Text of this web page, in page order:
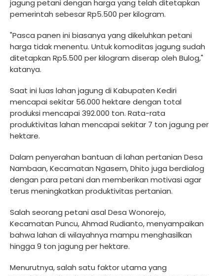
jagung petani dengan harga yang telah ditetapkan
pemerintah sebesar Rp5.500 per kilogram.
"Pasca panen ini biasanya yang dikeluhkan petani
harga tidak menentu. Untuk komoditas jagung sudah
ditetapkan Rp5.500 per kilogram diserap oleh Bulog,"
katanya.
Saat ini luas lahan jagung di Kabupaten Kediri
mencapai sekitar 56.000 hektare dengan total
produksi mencapai 392.000 ton. Rata-rata
produktivitas lahan mencapai sekitar 7 ton jagung per
hektare.
Dalam penyerahan bantuan di lahan pertanian Desa
Nambaan, Kecamatan Ngasem, Dhito juga berdialog
dengan para petani dan memberikan motivasi agar
terus meningkatkan produktivitas pertanian.
Salah seorang petani asal Desa Wonorejo,
Kecamatan Puncu, Ahmad Rudianto, menyampaikan
bahwa lahan di wilayahnya mampu menghasilkan
hingga 9 ton jagung per hektare.
Menurutnya, salah satu faktor utama yang